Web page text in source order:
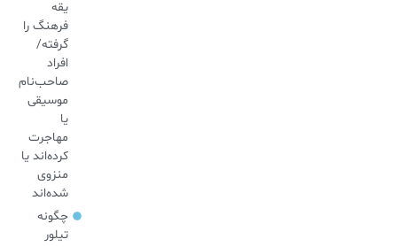
یقه
فرهنگ را
گرفته/
افراد
صاحب‌نام
موسیقی
یا
مهاجرت
کرده‌اند یا
منزوی
شده‌اند
چگونه
تیلور